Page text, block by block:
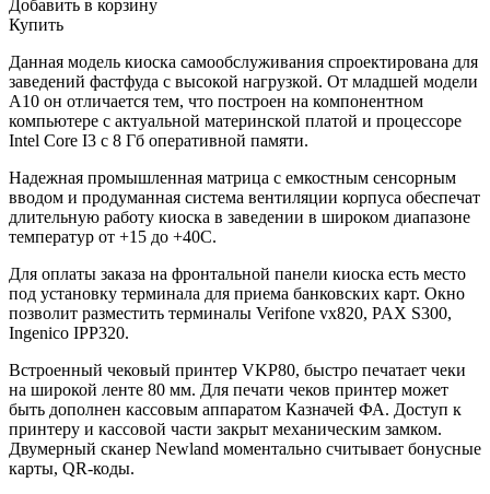
Добавить в корзину
Купить
Данная модель киоска самообслуживания спроектирована для
заведений фастфуда с высокой нагрузкой. От младшей модели
А10 он отличается тем, что построен на компонентном
компьютере с актуальной материнской платой и процессоре
Intel Core I3 с 8 Гб оперативной памяти.
Надежная промышленная матрица с емкостным сенсорным
вводом и продуманная система вентиляции корпуса обеспечат
длительную работу киоска в заведении в широком диапазоне
температур от +15 до +40С.
Для оплаты заказа на фронтальной панели киоска есть место
под установку терминала для приема банковских карт. Окно
позволит разместить терминалы Verifone vx820, PAX S300,
Ingenico IPP320.
Встроенный чековый принтер VKP80, быстро печатает чеки
на широкой ленте 80 мм. Для печати чеков принтер может
быть дополнен кассовым аппаратом Казначей ФА. Доступ к
принтеру и кассовой части закрыт механическим замком.
Двумерный сканер Newland моментально считывает бонусные
карты, QR-коды.